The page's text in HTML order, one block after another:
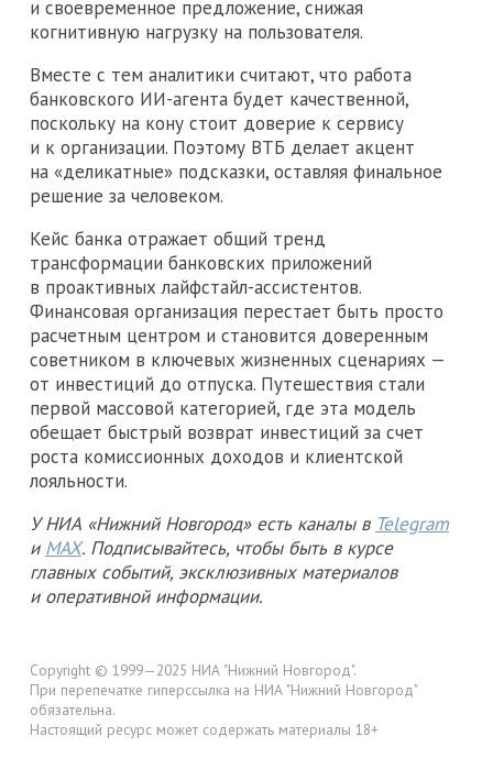
и своевременное предложение, снижая
когнитивную нагрузку на пользователя.
Вместе с тем аналитики считают, что работа
банковского ИИ-агента будет качественной,
поскольку на кону стоит доверие к сервису
и к организации. Поэтому ВТБ делает акцент
на «деликатные» подсказки, оставляя финальное
решение за человеком.
Кейс банка отражает общий тренд
трансформации банковских приложений
в проактивных лайфстайл-ассистентов.
Финансовая организация перестает быть просто
расчетным центром и становится доверенным
советником в ключевых жизненных сценариях —
от инвестиций до отпуска. Путешествия стали
первой массовой категорией, где эта модель
обещает быстрый возврат инвестиций за счет
роста комиссионных доходов и клиентской
лояльности.
У НИА «Нижний Новгород» есть каналы в Telegram
и MAX. Подписывайтесь, чтобы быть в курсе
главных событий, эксклюзивных материалов
и оперативной информации.
Copyright © 1999—2025 НИА "Нижний Новгород".
При перепечатке гиперссылка на НИА "Нижний Новгород"
обязательна.
Настоящий ресурс может содержать материалы 18+